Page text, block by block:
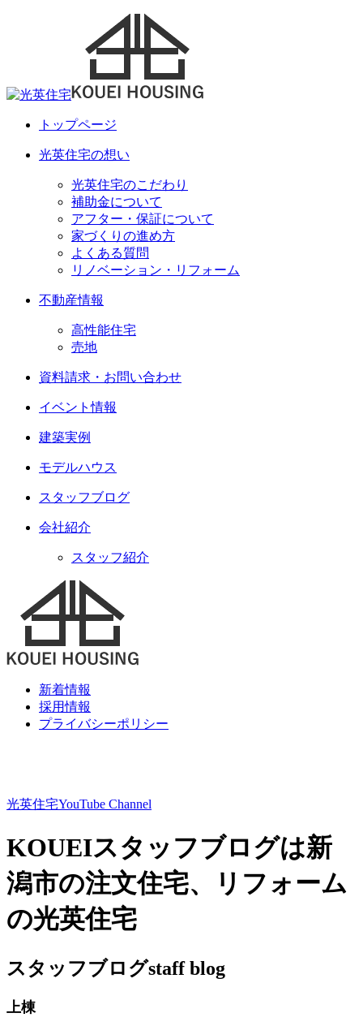
トップページ
光英住宅の想い
光英住宅のこだわり
補助金について
アフター・保証について
家づくりの進め方
よくある質問
リノベーション・リフォーム
不動産情報
高性能住宅
売地
資料請求・お問い合わせ
イベント情報
建築実例
モデルハウス
スタッフブログ
会社紹介
スタッフ紹介
新着情報
採用情報
プライバシーポリシー
光英住宅YouTube Channel
KOUEIスタッフブログは新
潟市の注文住宅、リフォーム
の光英住宅
スタッフブログstaff blog
上棟